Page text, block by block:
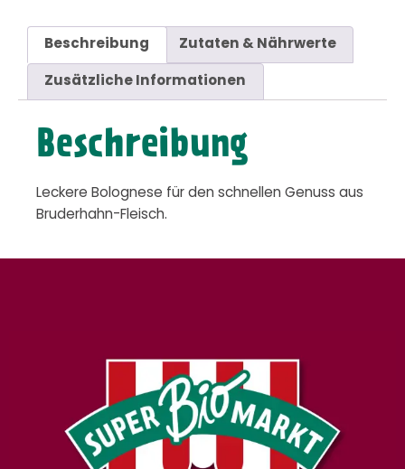
Beschreibung Zutaten & Nährwerte
Zusätzliche Informationen
Beschreibung
Leckere Bolognese für den schnellen Genuss aus
Bruderhahn-Fleisch.